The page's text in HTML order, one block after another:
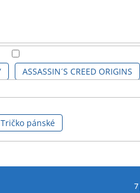
ASSASSIN´S CREED ORIGINS
Tričko pánské
7